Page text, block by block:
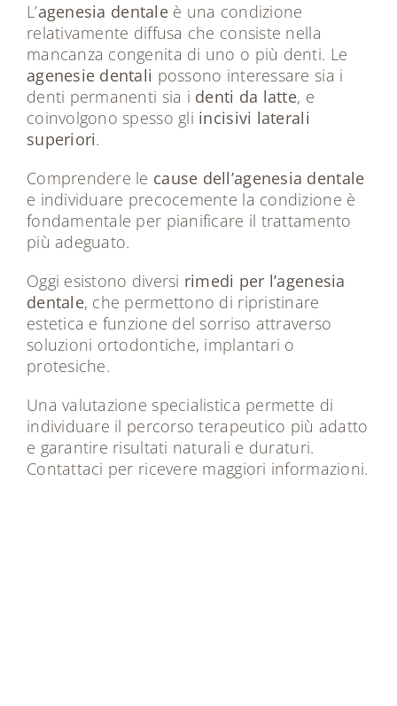
L’agenesia dentaleè una condizione
relativamente diffusa che consiste nella
mancanza congenita di uno o più denti. Le
agenesie dentali possono interessare sia i
denti permanenti sia i denti da latte, e
coinvolgono spesso gli incisivi laterali
superiori.
Comprendere le cause dell’agenesia dentale
e individuare precocemente la condizione è
fondamentale per pianificare il trattamento
più adeguato.
Oggi esistono diversi rimedi per l’agenesia
dentale, che permettono di ripristinare
estetica e funzione del sorriso attraverso
soluzioni ortodontiche, implantari o
protesiche.
Una valutazione specialistica permette di
individuare il percorso terapeutico più adatto
e garantire risultati naturali e duraturi.
Contattaci per ricevere maggiori informazioni.